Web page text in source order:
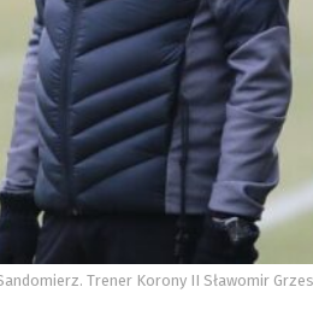
Trener Korony II Sławomir